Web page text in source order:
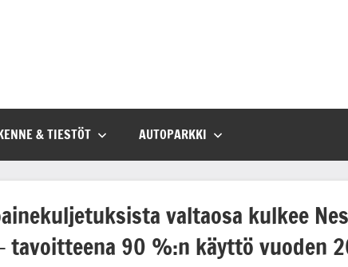
& TIESTÖT AUTOPARKKI
valtaosa kulkee
tavoitteena 90 %:n käyttö vuoden